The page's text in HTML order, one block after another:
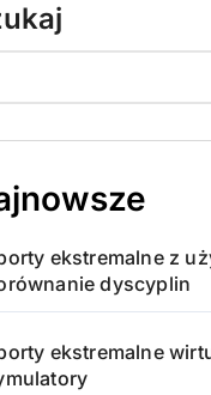
ekstremalne z
dyscyplin
ekstremalne